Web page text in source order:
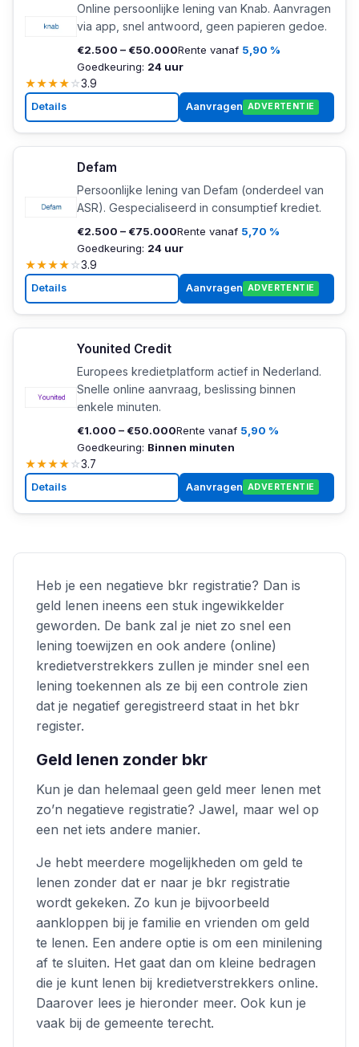
Online persoonlijke lening van Knab. Aanvragen
via app, snel antwoord, geen papieren gedoe.
€2.500 – €50.000Rente vanaf 5,90 %
Goedkeuring: 24 uur
★★★★☆3.9
Details Aanvragen ADVERTENTIE
Defam
Persoonlijke lening van Defam (onderdeel van
ASR). Gespecialiseerd in consumptief krediet.
€2.500 – €75.000Rente vanaf 5,70 %
Goedkeuring: 24 uur
★★★★☆3.9
Details Aanvragen ADVERTENTIE
Younited Credit
Europees kredietplatform actief in Nederland.
Snelle online aanvraag, beslissing binnen
enkele minuten.
€1.000 – €50.000Rente vanaf 5,90 %
Goedkeuring: Binnen minuten
★★★★☆3.7
Details Aanvragen ADVERTENTIE
Heb je een negatieve bkr registratie? Dan is
geld lenen ineens een stuk ingewikkelder
geworden. De bank zal je niet zo snel een
lening toewijzen en ook andere (online)
kredietverstrekkers zullen je minder snel een
lening toekennen als ze bij een controle zien
dat je negatief geregistreerd staat in het bkr
register.
Geld lenen zonder bkr
Kun je dan helemaal geen geld meer lenen met
zo’n negatieve registratie? Jawel, maar wel op
een net iets andere manier.
Je hebt meerdere mogelijkheden om geld te
lenen zonder dat er naar je bkr registratie
wordt gekeken. Zo kun je bijvoorbeeld
aankloppen bij je familie en vrienden om geld
te lenen. Een andere optie is om een minilening
af te sluiten. Het gaat dan om kleine bedragen
die je kunt lenen bij kredietverstrekkers online.
Daarover lees je hieronder meer. Ook kun je
vaak bij de gemeente terecht.